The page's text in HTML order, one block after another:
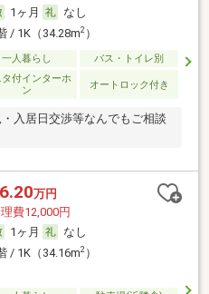
1ヶ月
なし
/ 1K（34.28m2）
一人暮らし バス・トイレ別
タ付インターホ
ン
オートロック付き
入居日交渉等なんでもご相談
万円
費12,000円
1ヶ月
なし
/ 1K（34.16m2）